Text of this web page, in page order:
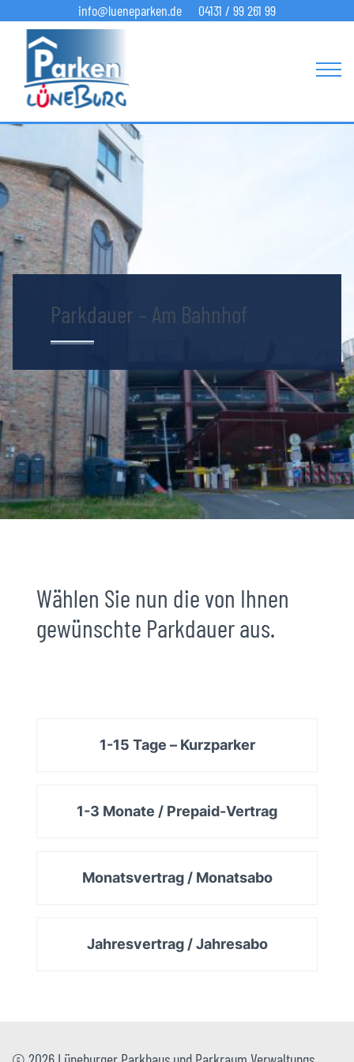
info@lueneparken.de 04131 / 99 261 99
Parkdauer – Am Bahnhof
Wählen Sie nun die von Ihnen
gewünschte Parkdauer aus.
1-15 Tage – Kurzparker
1-3 Monate / Prepaid-Vertrag
Monatsvertrag / Monatsabo
Jahresvertrag / Jahresabo